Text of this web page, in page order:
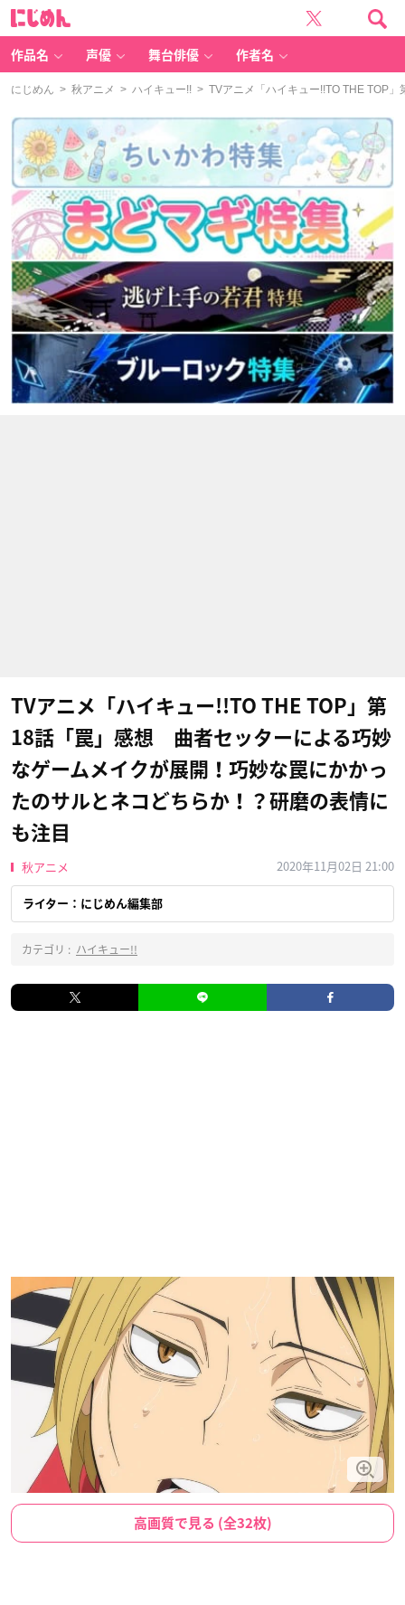
作品名 声優 舞台俳優 作者名
にじめん > 秋アニメ > ハイキュー!! > TVアニメ「ハイキュー!!TO THE TOP
TVアニメ「ハイキュー!!TO THE TOP」第
18話「罠」感想 曲者セッターによる巧妙
なゲームメイクが展開！巧妙な罠にかかっ
たのサルとネコどちらか！？研磨の表情に
も注目
秋アニメ 2020年11月02日 21:00
ライター：にじめん編集部
カテゴリ : ハイキュー!!
高画質で見る (全32枚)